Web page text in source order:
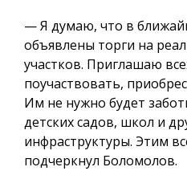
— Я думаю, что в
объявлены торги на
участков. Приглашаю
поучаствовать,
Им не нужно будет
детских садов, школ и
инфраструктуры. Этим
подчеркнул Боломолов.